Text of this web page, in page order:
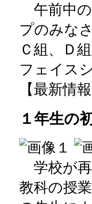
午前中の
プのみな
Ｃ組、Ｄ
フェイス
【最新情
１年生の
学校が再
教科の授